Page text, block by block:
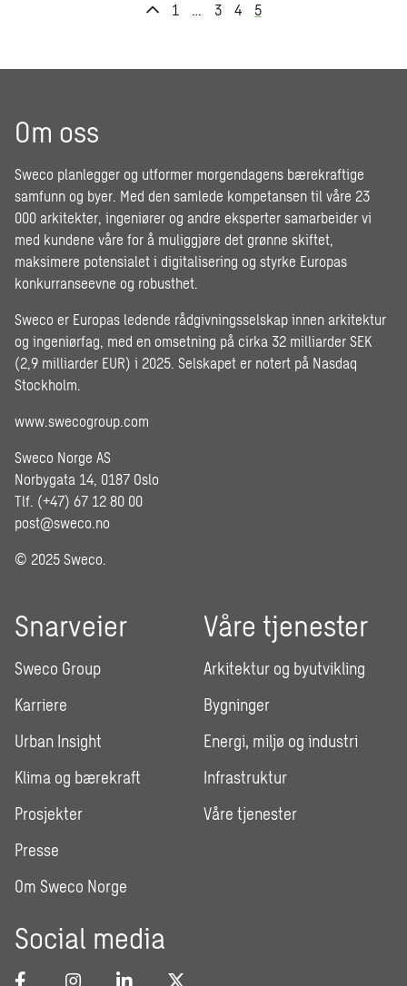
1 … 3 4 5
Om oss
Sweco planlegger og utformer morgendagens bærekraftige
samfunn og byer. Med den samlede kompetansen til våre 23
000 arkitekter, ingeniører og andre eksperter samarbeider vi
med kundene våre for å muliggjøre det grønne skiftet,
maksimere potensialet i digitalisering og styrke Europas
konkurranseevne og robusthet.
Sweco er Europas ledende rådgivningsselskap innen arkitektur
og ingeniørfag, med en omsetning på cirka 32 milliarder SEK
(2,9 milliarder EUR) i 2025. Selskapet er notert på Nasdaq
Stockholm.
www.swecogroup.com
Sweco Norge AS
Norbygata 14, 0187 Oslo
Tlf. (+47) 67 12 80 00
post@sweco.no
© 2025 Sweco.
Snarveier
Sweco Group
Karriere
Urban Insight
Klima og bærekraft
Prosjekter
Presse
Om Sweco Norge
Våre tjenester
Arkitektur og byutvikling
Bygninger
Energi, miljø og industri
Infrastruktur
Våre tjenester
Social media